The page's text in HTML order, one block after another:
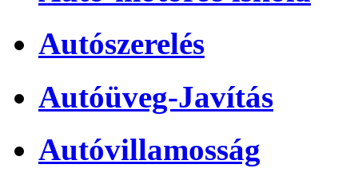
Autószerelés
Autóüveg-Javítás
Autóvillamosság